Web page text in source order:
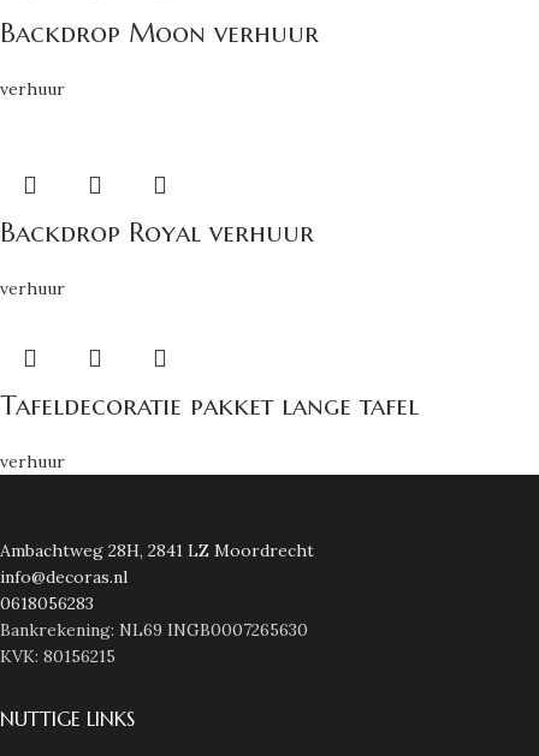
Backdrop Moon verhuur
verhuur
Backdrop Royal verhuur
verhuur
Tafeldecoratie pakket lange tafel
verhuur
Ambachtweg 28H, 2841 LZ Moordrecht
info@decoras.nl
0618056283
Bankrekening: NL69 INGB0007265630
KVK: 80156215
NUTTIGE LINKS